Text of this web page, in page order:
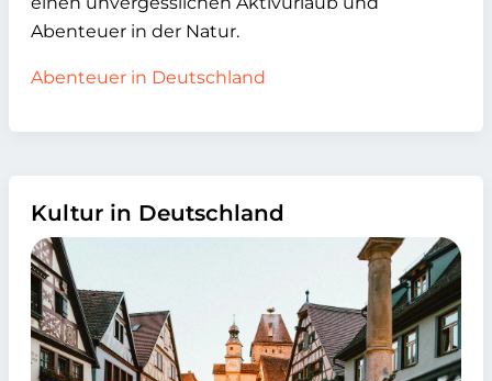
Abenteuer in der Natur.
Abenteuer in Deutschland
Kultur in Deutschland